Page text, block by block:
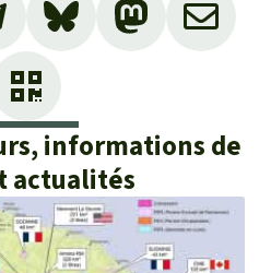
informations de
actualités